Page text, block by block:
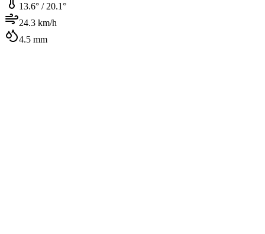
13.6° / 20.1°
24.3 km/h
4.5 mm